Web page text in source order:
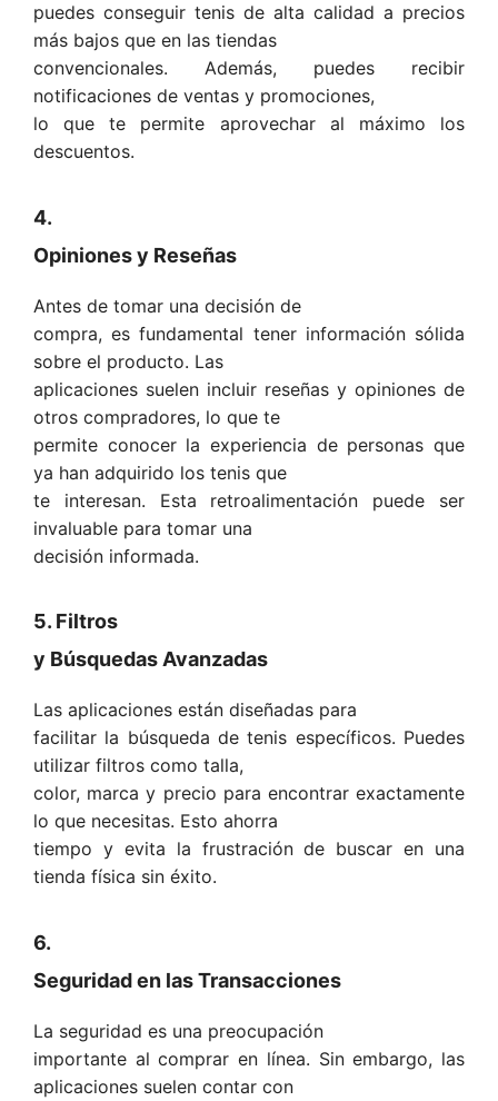
puedes conseguir tenis de alta calidad a precios
más bajos que en las tiendas
convencionales. Además, puedes recibir
notificaciones de ventas y promociones,
lo que te permite aprovechar al máximo los
descuentos.
4.
Opiniones y Reseñas
Antes de tomar una decisión de
compra, es fundamental tener información sólida
sobre el producto. Las
aplicaciones suelen incluir reseñas y opiniones de
otros compradores, lo que te
permite conocer la experiencia de personas que
ya han adquirido los tenis que
te interesan. Esta retroalimentación puede ser
invaluable para tomar una
decisión informada.
5. Filtros
y Búsquedas Avanzadas
Las aplicaciones están diseñadas para
facilitar la búsqueda de tenis específicos. Puedes
utilizar filtros como talla,
color, marca y precio para encontrar exactamente
lo que necesitas. Esto ahorra
tiempo y evita la frustración de buscar en una
tienda física sin éxito.
6.
Seguridad en las Transacciones
La seguridad es una preocupación
importante al comprar en línea. Sin embargo, las
aplicaciones suelen contar con